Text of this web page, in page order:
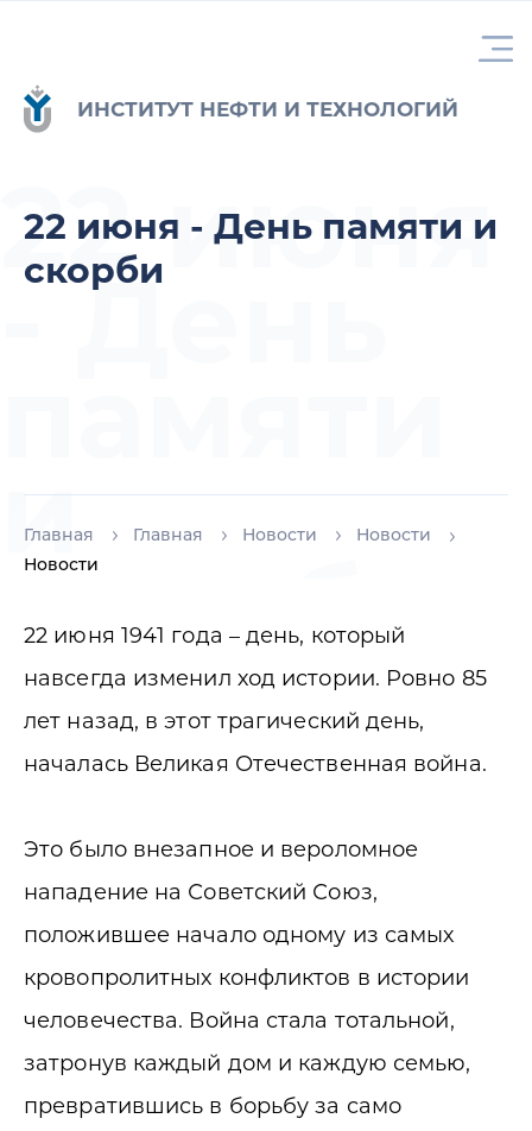
ИНСТИТУТ НЕФТИ И ТЕХНОЛОГИЙ
22 июня - День памяти и
скорби
Главная Главная Новости
Новости
Новости
22 июня
- День
и
скорби
22 июня 1941 года – день, который
навсегда изменил ход истории. Ровно 85
лет назад, в этот трагический день,
началась Великая Отечественная война.
Это было внезапное и вероломное
нападение на Советский Союз,
положившее начало одному из самых
кровопролитных конфликтов в истории
человечества. Война стала тотальной,
затронув каждый дом и каждую семью,
превратившись в борьбу за само